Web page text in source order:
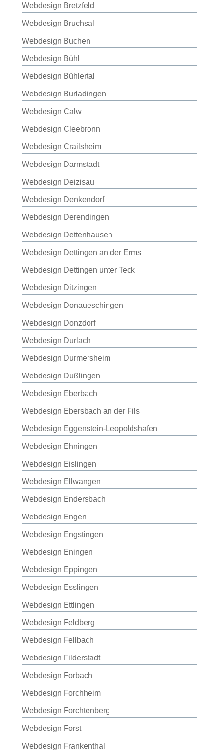
Webdesign Bretzfeld
Webdesign Bruchsal
Webdesign Buchen
Webdesign Bühl
Webdesign Bühlertal
Webdesign Burladingen
Webdesign Calw
Webdesign Cleebronn
Webdesign Crailsheim
Webdesign Darmstadt
Webdesign Deizisau
Webdesign Denkendorf
Webdesign Derendingen
Webdesign Dettenhausen
Webdesign Dettingen an der Erms
Webdesign Dettingen unter Teck
Webdesign Ditzingen
Webdesign Donaueschingen
Webdesign Donzdorf
Webdesign Durlach
Webdesign Durmersheim
Webdesign Dußlingen
Webdesign Eberbach
Webdesign Ebersbach an der Fils
Webdesign Eggenstein-Leopoldshafen
Webdesign Ehningen
Webdesign Eislingen
Webdesign Ellwangen
Webdesign Endersbach
Webdesign Engen
Webdesign Engstingen
Webdesign Eningen
Webdesign Eppingen
Webdesign Esslingen
Webdesign Ettlingen
Webdesign Feldberg
Webdesign Fellbach
Webdesign Filderstadt
Webdesign Forbach
Webdesign Forchheim
Webdesign Forchtenberg
Webdesign Forst
Webdesign Frankenthal